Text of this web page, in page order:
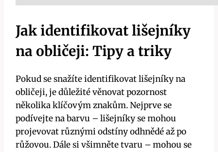
Jak identifikovat lišejníky
‌na obličeji: Tipy a triky
Pokud se snažíte identifikovat lišejníky na
obličeji, je ‌důležité věnovat pozornost
několika klíčovým znakům. Nejprve‌ se
podívejte na barvu – lišejníky se mohou
projevovat různými odstíny odhnědé ⁤až po
růžovou. ⁢Dále si všimněte tvaru – mohou se